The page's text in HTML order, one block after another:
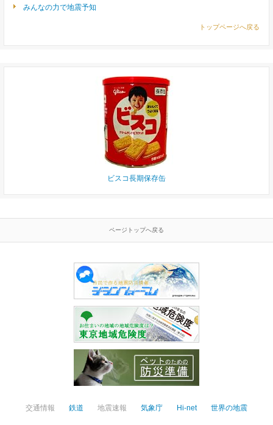
みんなの力で地震予知
トップページへ戻る
ビスコ長期保存缶
ページトップへ戻る
交通情報 鉄道 地震速報 気象庁 Hi-net 世界の地震